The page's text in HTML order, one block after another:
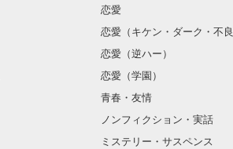
恋愛
恋愛（キケン・ダーク・不良
恋愛（逆ハー）
恋愛（学園）
青春・友情
ノンフィクション・実話
ミステリー・サスペンス